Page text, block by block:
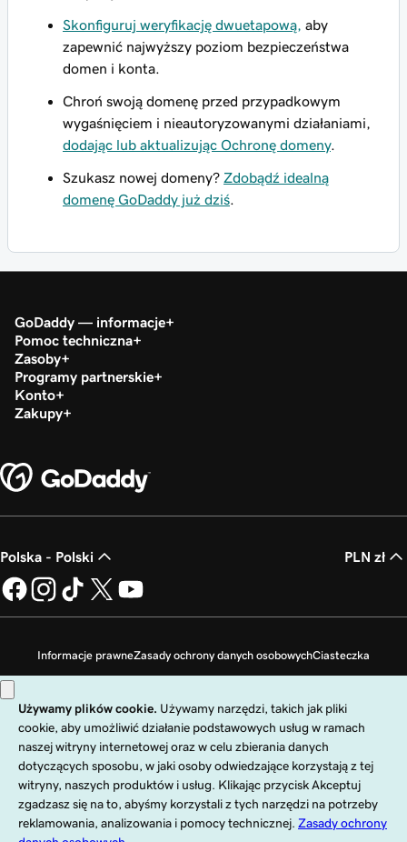
Skonfiguruj weryfikację dwuetapową, aby
zapewnić najwyższy poziom bezpieczeństwa
domen i konta.
Chroń swoją domenę przed przypadkowym
wygaśnięciem i nieautoryzowanymi działaniami,
dodając lub aktualizując Ochronę domeny.
Szukasz nowej domeny? Zdobądź idealną
domenę GoDaddy już dziś
GoDaddy — informacje
Pomoc techniczna
Zasoby
Programy partnerskie
Konto
Zakupy
Polska - Polski PLN zł
Informacje prawneZasady ochrony danych osobowychCiasteczka
Copyright © 1999 - 2026 GoDaddy Operating Company, LLC. Wszelkie prawa
zastrzeżone. Znak słowny GoDaddy jest zastrzeżonym znakiem towarowym
firmy GoDaddy Operating Company, LLC w Stanach Zjednoczonych i innych
krajach. Logo „GO” jest zastrzeżonym znakiem towarowym firmy
GoDaddy.com, LLC w Stanach Zjednoczonych.
Korzystanie z tej witryny podlega wyraźnie określonym warunkom